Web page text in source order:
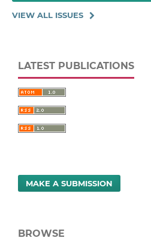
VIEW ALL ISSUES
LATEST PUBLICATIONS
MAKE A SUBMISSION
BROWSE